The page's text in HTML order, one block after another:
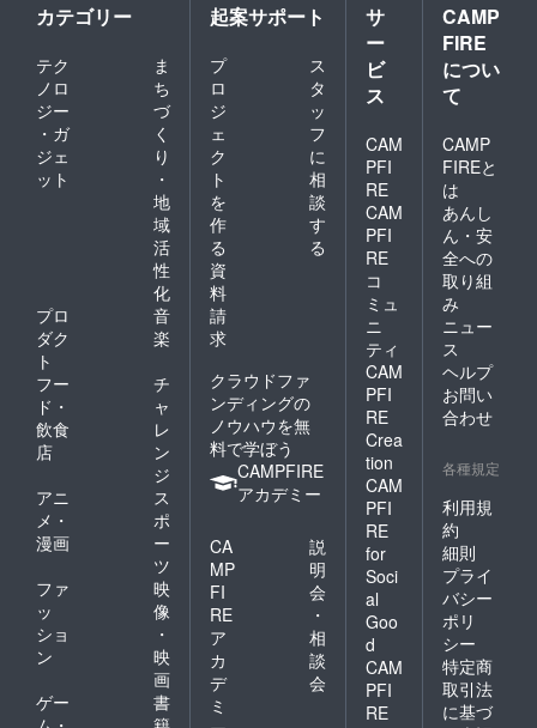
カテゴリー
テク
ノロ
ジー
・ガ
ジェ
ット
ま
ち
づ
く
り
・
地
域
活
性
化
プロ
ダク
ト
音
楽
フー
ド・
飲食
店
チ
ャ
レ
ン
ジ
アニ
メ・
漫画
ス
ポ
ー
ツ
ファ
ッ
ショ
ン
映
像
・
映
画
ゲー
書
起案サポート
プ
ロ
ジ
ェ
ク
ト
を
作
る
ス
タ
ッ
フ
に
相
談
す
る
資
料
請
求
クラウドファ
ンディングの
ノウハウを無
料で学ぼう
CAMPFIRE
アカデミー
CA
MP
FI
RE
ア
カ
デ
ミ
説
明
会
・
相
談
会
サ
ー
ビ
ス
CAM
PFI
RE
CAM
PFI
RE
コ
ミュ
ニ
ティ
CAM
PFI
RE
Crea
tion
CAM
PFI
RE
for
Soci
al
Goo
d
CAM
PFI
RE
CAMP
FIRE
につい
て
CAMP
FIREと
は
あんし
ん・安
全への
取り組
み
ニュー
ス
ヘルプ
お問い
合わせ
各種規定
利用規
約
細則
プライ
バシー
ポリ
シー
特定商
取引法
に基づ